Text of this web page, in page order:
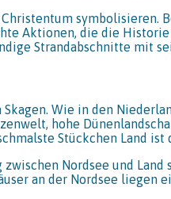
symbolisieren.
Aktionen, die die Historie
Strandabschnitte mit
Wie in den
hohe
Stückchen Land
Nordsee und
an der Nordsee liegen